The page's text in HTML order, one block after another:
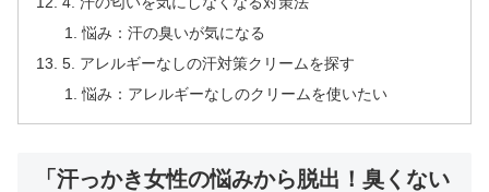
悩み：汗の臭いが気になる
5. アレルギーなしの汗対策クリームを探す
悩み：アレルギーなしのクリームを使いたい
「汗っかき女性の悩みから脱出！臭くない